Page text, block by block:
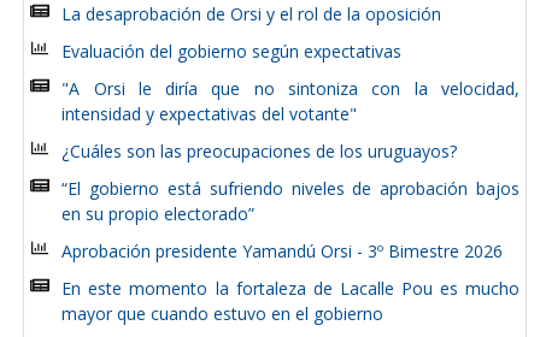
La desaprobación de Orsi y el rol de la oposición
Evaluación del gobierno según expectativas
"A Orsi le diría que no sintoniza con la velocidad,
intensidad y expectativas del votante"
¿Cuáles son las preocupaciones de los uruguayos?
“El gobierno está sufriendo niveles de aprobación bajos
en su propio electorado”
Aprobación presidente Yamandú Orsi - 3º Bimestre 2026
En este momento la fortaleza de Lacalle Pou es mucho
mayor que cuando estuvo en el gobierno